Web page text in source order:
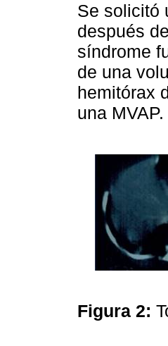
Se solicitó
después
síndrome
de una
hemitórax
una
Figura 2: